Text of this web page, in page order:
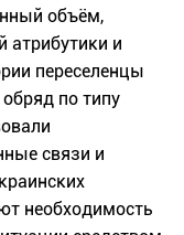
объём,
атрибутики и
переселенцы
по типу
связи и
необходимость